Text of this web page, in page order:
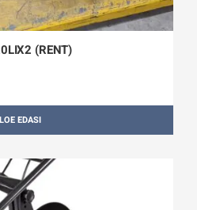
(RENT)
LOE EDASI